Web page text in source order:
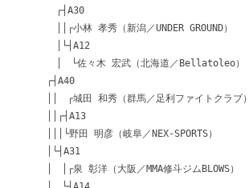
┌┤A30
││┌小林 孝秀（新潟／UNDER GROUND）
│└┤A12
│ └佐々木 宏武（北海道／Bellatoleo）
┌┤A40
││ ┌城田 和秀（群馬／足利ファイトクラブ）
││┌┤A13
│││└野田 明彦（岐阜／NEX-SPORTS）
│└┤A31
│ │┌泉 彰洋（大阪／MMA修斗ジムBLOWS）